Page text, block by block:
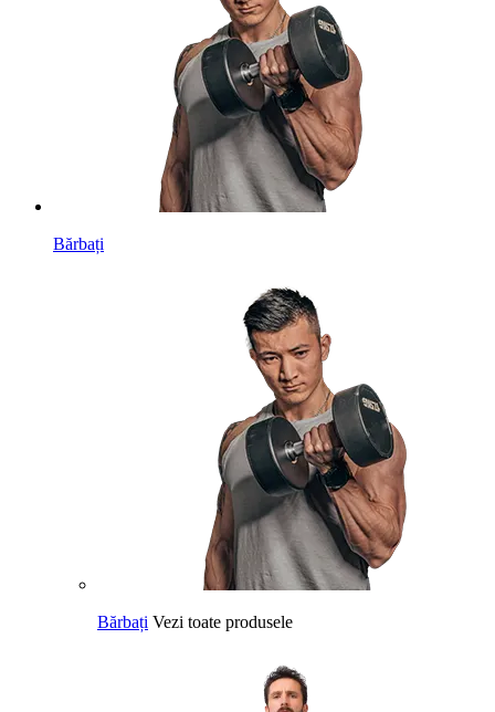
Bărbați
Bărbați Vezi toate produsele